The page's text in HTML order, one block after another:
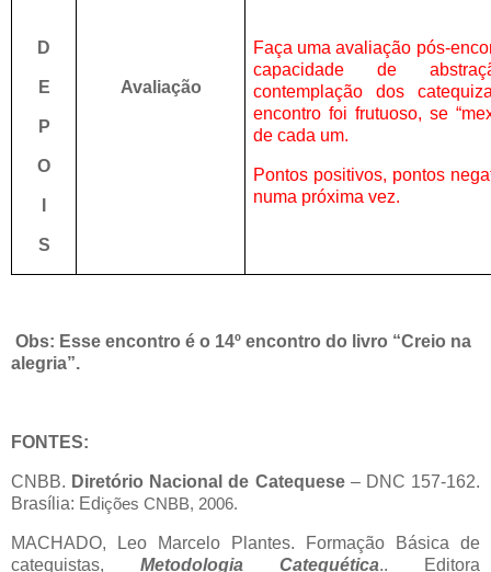
D
E
P
O
S
Avaliação
Faça uma avaliação pós-
capacidade de
contemplação dos
encontro foi frutuoso, se
de cada um.
Pontos positivos, pontos
numa próxima vez.
Obs: Esse encontro é o 14º encontro do livro “Creio na
alegria”.
FONTES:
CNBB. Diretório Nacional de Catequese– DNC 157-162.
Brasília: Edições CNBB, 2006.
MACHADO, Leo Marcelo Plantes. Formação Básica de
catequistas, Metodologia Catequética.. Editora